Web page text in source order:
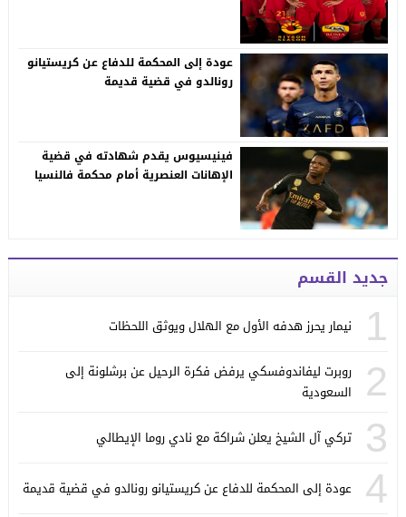
عودة إلى المحكمة للدفاع عن كريستيانو
رونالدو في قضية قديمة
فينيسيوس يقدم شهادته في قضية
الإهانات العنصرية أمام محكمة فالنسيا
جديد القسم
1 نيمار يحرز هدفه الأول مع الهلال ويوثق اللحظات
2
روبرت ليفاندوفسكي يرفض فكرة الرحيل عن برشلونة إلى
السعودية
3 تركي آل الشيخ يعلن شراكة مع نادي روما الإيطالي
4 عودة إلى المحكمة للدفاع عن كريستيانو رونالدو في قضية قديمة